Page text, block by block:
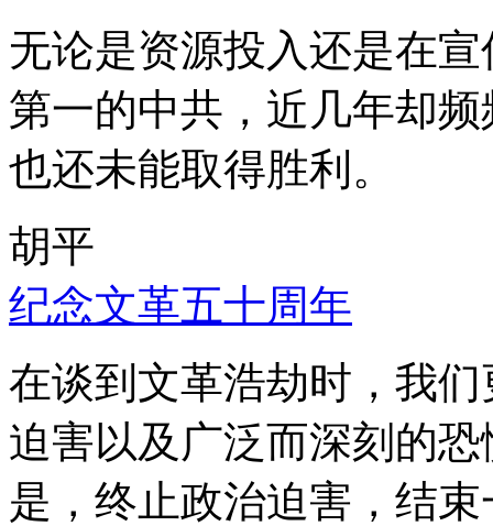
无论是资源投入还是在
第一的中共，近几年却
也还未能取得胜利。
胡平
纪念文革五十周年
在谈到文革浩劫时，我
迫害以及广泛而深刻的
是，终止政治迫害，结